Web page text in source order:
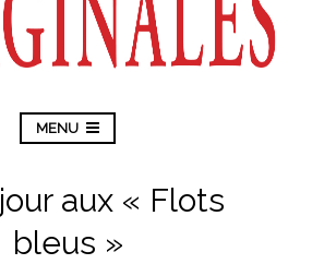
MENU
aux « Flots
bleus »